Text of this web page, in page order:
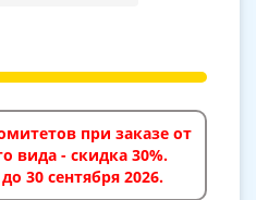
при заказе от
вида - скидка 30%.
30 сентября 2026.